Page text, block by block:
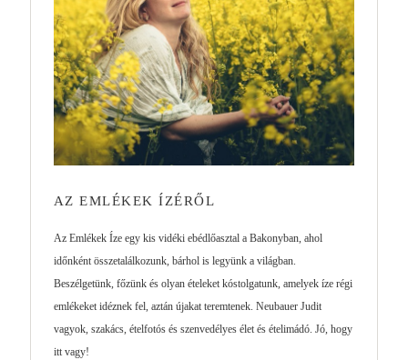
AZ EMLÉKEK ÍZÉRŐL
Az Emlékek Íze egy kis vidéki ebédlőasztal a Bakonyban, ahol
időnként összetalálkozunk, bárhol is legyünk a világban.
Beszélgetünk, főzünk és olyan ételeket kóstolgatunk, amelyek íze régi
emlékeket idéznek fel, aztán újakat teremtenek. Neubauer Judit
vagyok, szakács, ételfotós és szenvedélyes élet és ételimádó. Jó, hogy
itt vagy!